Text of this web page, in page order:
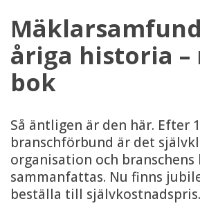
åriga historia –
bok
Så äntligen är den här. Efter
branschförbund är det
organisation och
sammanfattas. Nu finns
beställa till självkostnadspris.